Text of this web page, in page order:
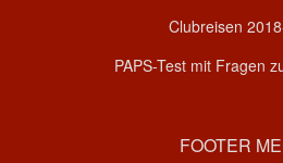
Clubreisen
PAPS-Test mit Fragen
FOOTER